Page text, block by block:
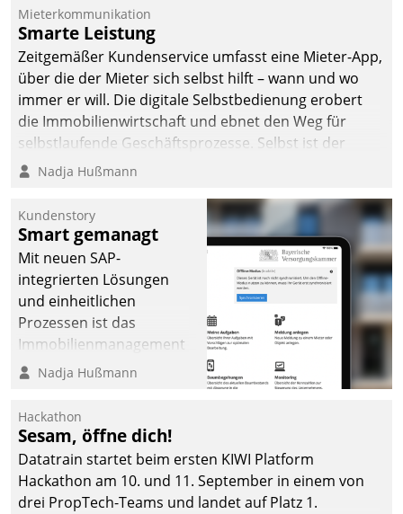
Mieterkommunikation
Smarte Leistung
Zeitgemäßer Kundenservice umfasst eine Mieter-App,
über die der Mieter sich selbst hilft – wann und wo
immer er will. Die digitale Selbstbedienung erobert
die Immobilienwirtschaft und ebnet den Weg für
selbstlaufende Geschäftsprozesse. Selbst ist der
Kunde und smart der Serviceanbieter.
Nadja Hußmann
Kundenstory
Smart gemanagt
Mit neuen SAP-
integrierten Lösungen
und einheitlichen
Prozessen ist das
Immobilienmanagement
der Bayerischen
Ressort Kapitalanlage für
künftige Aufgaben und
Herausforderungen
gerüstet.
Nadja Hußmann
Hackathon
Sesam, öffne dich!
Datatrain startet beim ersten KIWI Platform
Hackathon am 10. und 11. September in einem von
drei PropTech-Teams und landet auf Platz 1.